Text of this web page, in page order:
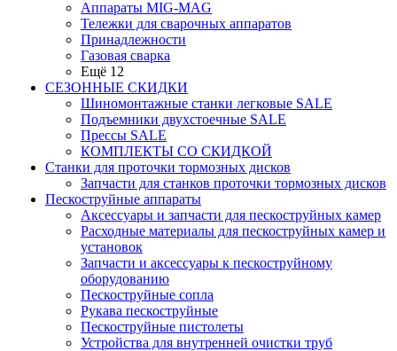
Аппараты MIG-MAG
Тележки для сварочных аппаратов
Принадлежности
Газовая сварка
Ещё 12
СЕЗОННЫЕ СКИДКИ
Шиномонтажные станки легковые SALE
Подъемники двухстоечные SALE
Прессы SALE
КОМПЛЕКТЫ СО СКИДКОЙ
Станки для проточки тормозных дисков
Запчасти для станков проточки тормозных дисков
Пескоструйные аппараты
Аксессуары и запчасти для пескоструйных камер
Расходные материалы для пескоструйных камер и
установок
Запчасти и аксессуары к пескоструйному
оборудованию
Пескоструйные сопла
Рукава пескоструйные
Пескоструйные пистолеты
Устройства для внутренней очистки труб